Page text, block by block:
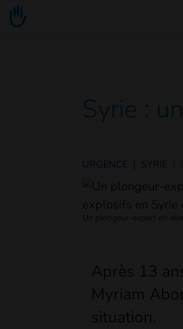
Go to main content
Syrie :
URGENCE SYRIE
Un plongeur-expert en
Après 13
Myriam
situation.